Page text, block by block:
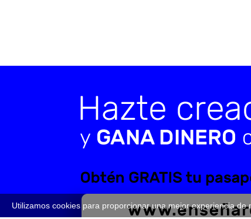
Utilizamos cookies para proporcionar una mejor experiencia